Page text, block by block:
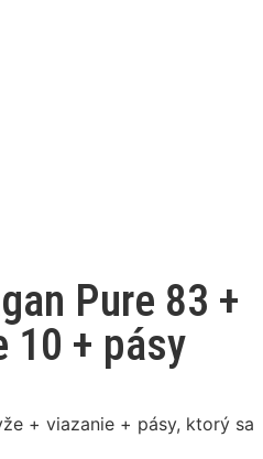
Pure 83 +
10 + pásy
+ viazanie + pásy, ktorý sa